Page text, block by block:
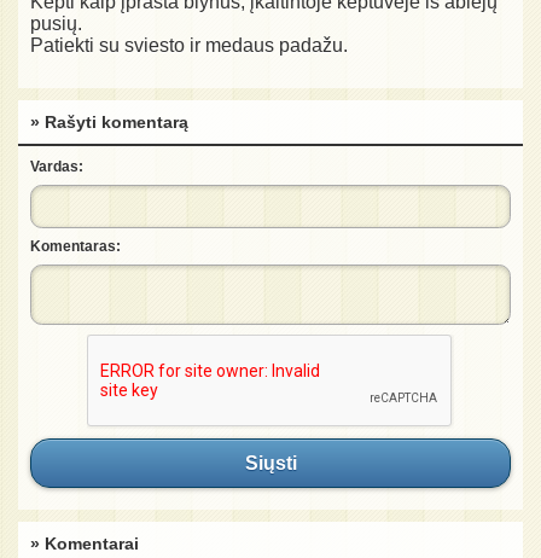
pusių.
Patiekti su sviesto ir medaus padažu.
» Rašyti komentarą
Vardas:
Komentaras:
Siųsti
» Komentarai